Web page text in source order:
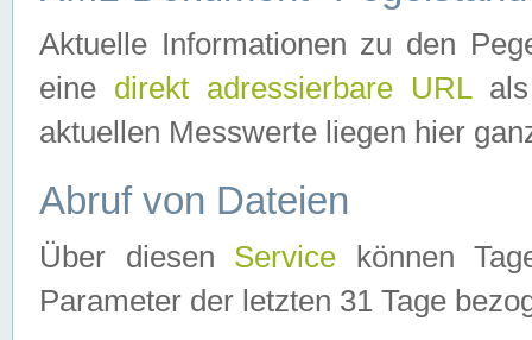
Aktuelle Informationen zu den
eine direkt adressierbare URLals
aktuellen Messwerte liegen hier
Abruf von Dateien
Über diesen Service können
Parameter der letzten 31 Tage